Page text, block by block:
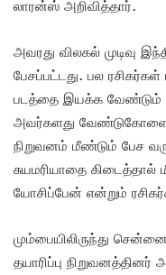
லாரன்ஸ் அறிவித்தார்.
அவரது விலகல் முடிவு
பேசப்பட்டது. பல
படத்தை இயக்க வேண்டும்
அவர்களது வேண்டுகோளை
நிறுவனம் மீண்டும் பேச
சுயமரியாதை
யோசிப்பேன் என்றும்
மும்பையிலிருந்து
தயாரிப்பு